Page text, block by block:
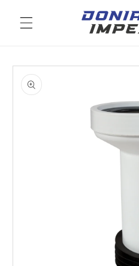
conținut
informațiile
despre
produs